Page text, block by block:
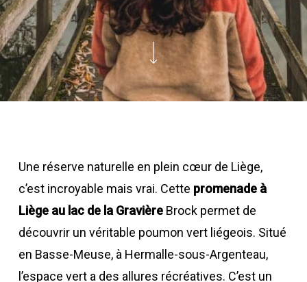
Une réserve naturelle en plein cœur de Liège,
c’est incroyable mais vrai. Cette promenade à
Liège au lac de la GravièreBrock permet de
découvrir un véritable poumon vert liégeois. Situé
en Basse-Meuse, à Hermalle-sous-Argenteau,
l’espace vert a des allures récréatives. C’est un